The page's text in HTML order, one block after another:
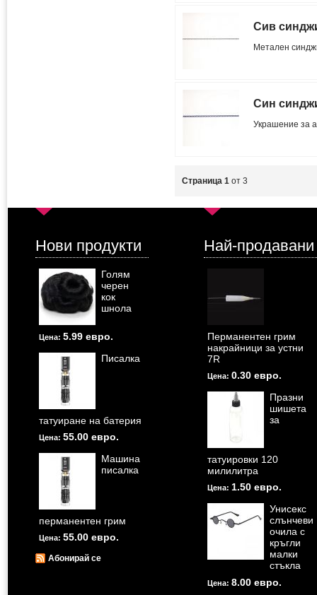
Сив
Метален
Син
Украшение за
Страница 1 от 3
Нови продукти
Голям
черен
кок
шнола
Цена: 5.99 евро.
Писалка
татуиране на батерия
Цена: 55.00 евро.
Машина
писалка
перманентен грим
Цена: 55.00 евро.
Абонирай се
Най-продавани
Перманентен грим
накрайници за устни
7R
Цена: 0.30 евро.
Празни
шишета
за
татуировки 120
милилитра
Цена: 1.50 евро.
Унисекс
слънчеви
очила с
кръгли
малки
стъкла
Цена: 8.00 евро.